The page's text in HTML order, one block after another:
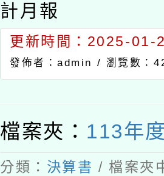
計月報
更新時間：2025-01-
發佈者：admin / 瀏覽數：
檔案夾： 113年
分類： 決算書 / 檔案夾